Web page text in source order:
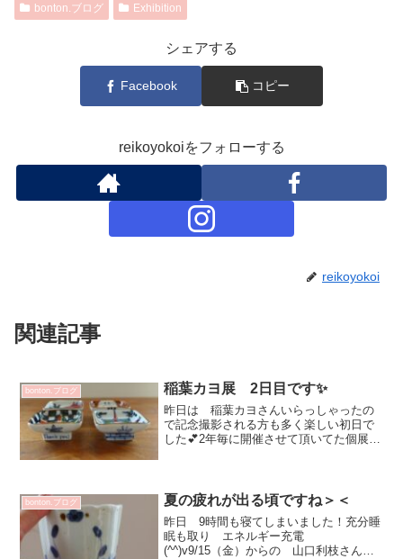
bonton.ブログ Exhibition
シェアする
Facebook コピー
reikoyokoiをフォローする
reikoyokoi
関連記事
bonton.ブログ 稲葉カヨ展 2日目です✨
昨日は 稲葉カヨさんいらっしゃったの
で記念撮影される方も多く楽しい初日で
した💕2年毎に開催させて頂いてた個展で
ご案内は11/22（月...
bonton.ブログ 夏の疲れが出る頃ですね＞＜
昨日 9時間も寝てしまいました！充分睡
眠も取り エネルギー充電
(^^)v9/15（金）からの 山口利枝さんの